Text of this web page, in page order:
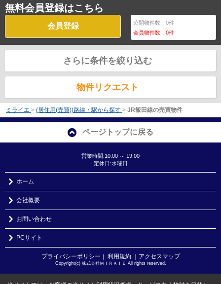
無料会員登録はこちら
会員登録 公開物件数：0件
会員物件数：0件
さらに条件を絞り込む
物件リクエスト
ミライエ > (居住用(売買))路線・駅から探す > JR飯田線の売買物件
ページトップに戻る
営業時間:10:00 ～ 19:00
定休日:水曜日
ホーム
会社概要
お問い合わせ
PCサイト
プライバシーポリシー ｜ 利用規約 ｜アクセスマップ
Copyright(c) 株式会社ＭＩＲＡＩＥ All rights reserved.